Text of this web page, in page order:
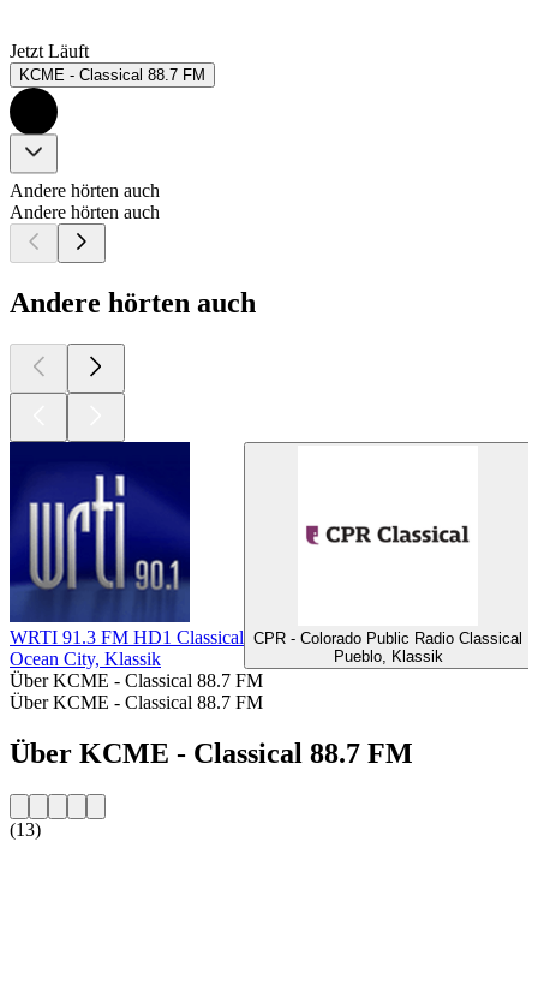
Jetzt Läuft
KCME - Classical 88.7 FM
Andere hörten auch
Andere hörten auch
Andere hörten auch
WRTI 91.3 FM HD1 Classical
Ocean City, Klassik
CPR - Colorado Public Radio Classical
Pueblo, Klassik
Über KCME - Classical 88.7 FM
Über KCME - Classical 88.7 FM
Über KCME - Classical 88.7 FM
(13)